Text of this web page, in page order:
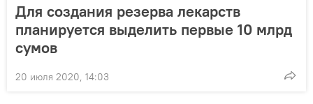
Для создания резерва лекарств
планируется выделить первые 10 млрд
сумов
20 июля 2020, 14:03